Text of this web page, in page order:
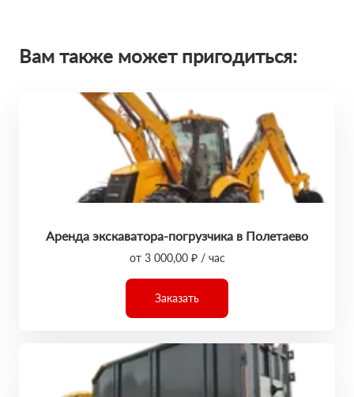
Вам также может пригодиться:
Аренда экскаватора-погрузчика в Полетаево
от 3 000,00 ₽ / час
Заказать